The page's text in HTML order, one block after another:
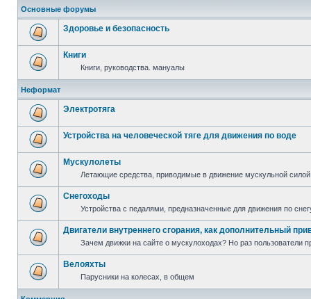
Основные форумы
Здоровье и безопасность
Книги
Книги, руководства. мануалы
Неформат
Электротяга
Устройства на человеческой тяге для движения по воде
Мускулолеты
Летающие средства, приводимые в движение мускульной силой
Снегоходы
Устройства с педалями, предназначенные для движения по
Двигатели внутреннего сгорания, как дополнительный
Зачем движки на сайте о мускулоходах? Но раз пользователи
Велояхты
Парусники на колесах, в общем